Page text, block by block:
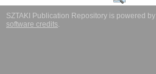
SZTAKI Publication Repository is powered by
software credits.